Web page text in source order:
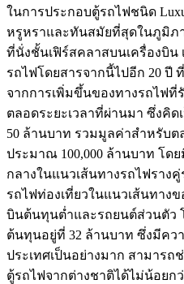
ในการประกอบตู้รถไฟชนิด
หรูหราและทันสมัยที่สุดในภูมิภ
ที่นั่งชั้นเฟิร์สคลาสบนเครื่องบิน
รถไฟโดยสารจากนี้ไปอีก 20 ปี
จากการเพิ่มขึ้นของทางรถไฟที่
ตลอดระยะเวลาที่ผ่านมา ซึ่งคิ
50 ล้านบาท รวมมูลค่าสำหรับต
ประมาณ 100,000 ล้านบาท โด
กลางในแนวเส้นทางรถไฟรางคู่
รถไฟท่องเที่ยวในแนวเส้นทาง
บินต้นทุนต่ำและรถยนต์ส่วนตัว
ต้นทุนอยู่ที่ 32 ล้านบาท ซึ่งมีคว
ประเทศเป็นอย่างมาก สามารถ
ตู้รถไฟจากต่างชาติได้ไม่น้อยก